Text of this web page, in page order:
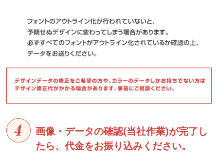
画像・データの確認(当社作業)が完了し
たら、代金をお振り込みください。